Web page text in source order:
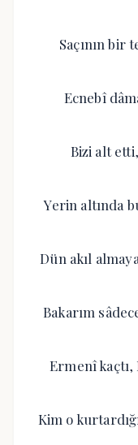
Saçının
Ecnebî
Bizi alt
Yerin altında
Dün akıl
Bakarım
Ermenî kaçtı,
Kim o